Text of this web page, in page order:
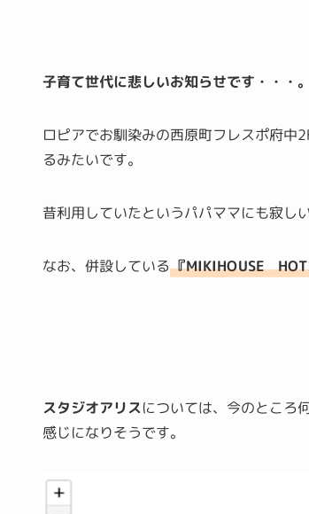
子育て世代に悲しいお知らせです・・・。
ロピアでお馴染みの西原町フレスポ府中
るみたいです。
昔利用していたというパパママにも寂し
なお、併設している『MIKIHOUSE
スタジオアリスについては、今のところ
感じになりそうです。